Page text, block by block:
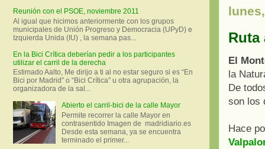
Ruta
El
la
De
son los
Hace
Reunión con el PSOE, noviembre 2011
Al igual que hicimos anteriormente con los grupos
municipales de Unión Progreso y Democracia (UPyD) e
Izquierda Unida (IU) , la semana pas...
En la Bici Crítica deberían pedir a los participantes
utilizar el carril de la derecha
Estimado Aalto, Me dirijo a ti al no estar seguro si es “En
Bici por Madrid” o “Bici Crítica” u otra agrupación, la
organizadora de la sal...
Abierto el carril-bici de la calle Mayor
Permite recorrer la calle Mayor en
contrasentido Imagen de madridiario.es
Desde esta semana, ya se encuentra
terminado el primer...